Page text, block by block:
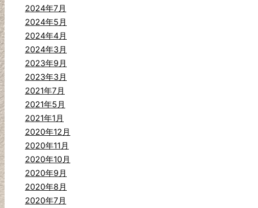
2024年7月
2024年5月
2024年4月
2024年3月
2023年9月
2023年3月
2021年7月
2021年5月
2021年1月
2020年12月
2020年11月
2020年10月
2020年9月
2020年8月
2020年7月